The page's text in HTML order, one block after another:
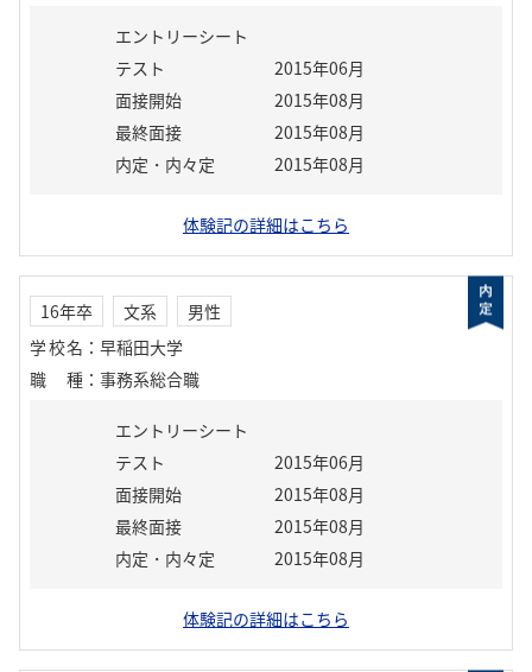
エントリーシート
テスト
2015年06月
面接開始
2015年08月
最終面接
2015年08月
内定・内々定
2015年08月
体験記の詳細はこちら
16年卒 文系
男性
学校名 ： 早稲田大学
職種 ： 事務系総合職
エントリーシート
テスト
2015年06月
面接開始
2015年08月
最終面接
2015年08月
内定・内々定
2015年08月
体験記の詳細はこちら